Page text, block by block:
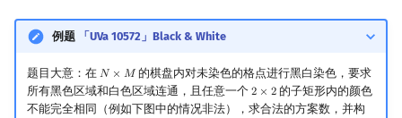
例题 「UVa 10572」Black & White
题目大意：在 𝑁 × 𝑀
N× M
的棋盘内对未染色的格点进行黑白染色，要求
所有黑色区域和白色区域连通，且任意一个 2 × 2
2×2
的子矩形内的颜色
不能完全相同（例如下图中的情况非法），求合法的方案数，并构